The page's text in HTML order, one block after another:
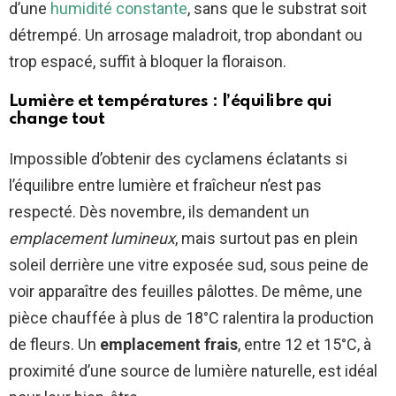
d’une humidité constante, sans que le substrat soit
détrempé. Un arrosage maladroit, trop abondant ou
trop espacé, suffit à bloquer la floraison.
Lumière et températures : l’équilibre qui
change tout
Impossible d’obtenir des cyclamens éclatants si
l’équilibre entre lumière et fraîcheur n’est pas
respecté. Dès novembre, ils demandent un
emplacement lumineux, mais surtout pas en plein
soleil derrière une vitre exposée sud, sous peine de
voir apparaître des feuilles pâlottes. De même, une
pièce chauffée à plus de 18°C ralentira la production
de fleurs. Un emplacement frais, entre 12 et 15°C, à
proximité d’une source de lumière naturelle, est idéal